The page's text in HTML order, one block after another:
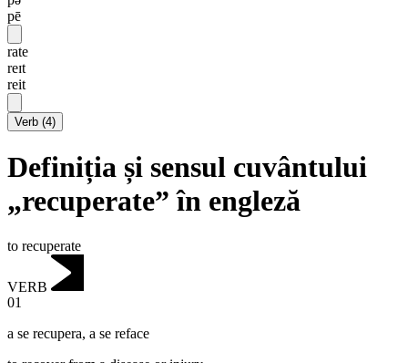
pē
rate
reɪt
reit
Verb (4)
Definiția și sensul cuvântului
„recuperate” în engleză
to recuperate
VERB
01
a se recupera, a se reface